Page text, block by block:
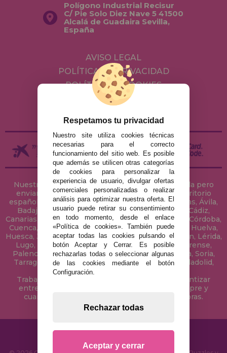
Polígono Industrial Recisur
C/ Pie Solo Diez Nave 5 41500
Alcalá de Guadaira Sevilla,
España
AVISO LEGAL
POLÍTICA DE PRIVACIDAD
POLÍTICA DE COOKIES
ENVÍOS Y DEVOLUCIONES
Nuestra tienda de puzzles está ubicada en Sevilla pero
enviamos tus puzzles a cualquier ciudad del territorio
español: Álava, Albacete, Alicante, Almería, Asturias, Ávila,
Badajoz, Baleares, Barcelona, Burgos, Cáceres, Cádiz,
Canarias, Cantabria, Castellón, Ceuta, Ciudad Real, Córdoba,
Cuenca, Gerona, Granada, Guadalajara, Guipúzcoa, Huelva,
Huesca, Jaén, La Coruña, La Rioja, Las Palmas, Leon, Lérida,
Lugo, Madrid, Málaga, Melilla, Murcia, Navarra, Orense,
Palencia, Pontevedra, Salamanca, Segovia, Sevilla, Soria,
Tarragona, Tenerife, Teruel, Toledo, Valencia, Valladolid,
Vizcaya, Zamora y Zaragoza.
Trabajamos con Stocks permanentes para garantizar
entregas rápidas en territorio peninsular, siempre y
cuando el pedido se realice antes de las 18 horas.
Respetamos tu privacidad
Nuestro site utiliza cookies técnicas
necesarias para el correcto
funcionamiento del sitio web. Es posible
que además se utilicen otras categorías
de cookies para personalizar la
experiencia de usuario, divulgar ofertas
comerciales personalizadas o realizar
análisis para optimizar nuestra oferta. El
usuario puede retirar su consentimiento
en todo momento, desde el enlace
«Política de cookies». También puede
aceptar todas las cookies pulsando el
botón Aceptar y Cerrar. Es posible
rechazarlas todas o seleccionar algunas
de las cookies mediante el botón
Configuración.
Rechazar todas
Aceptar y cerrar